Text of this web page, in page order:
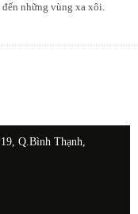
những vùng xa xôi.
Q.Bình Thạnh,